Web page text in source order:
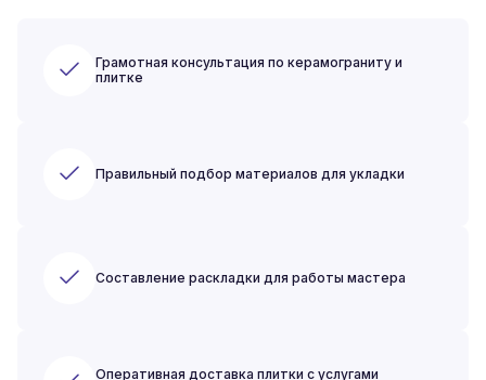
Грамотная консультация по керамограниту и
плитке
Правильный подбор материалов для укладки
Составление раскладки для работы мастера
Оперативная доставка плитки с услугами